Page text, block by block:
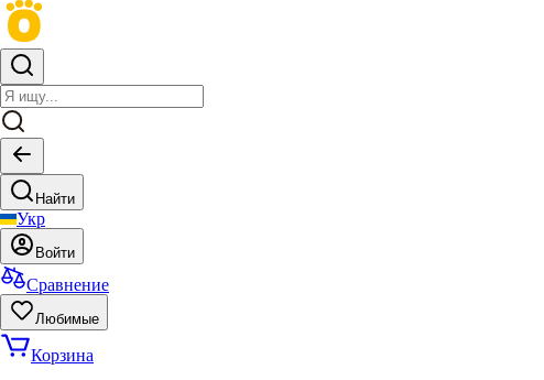
Найти
Укр
Войти
Сравнение
Любимые
Корзина